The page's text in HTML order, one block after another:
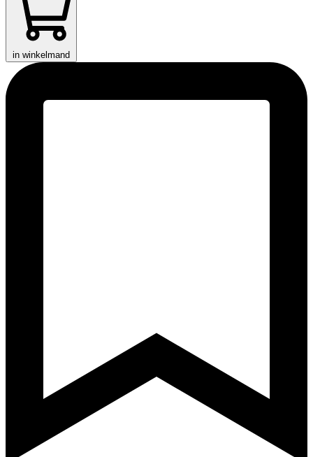
in winkelmand